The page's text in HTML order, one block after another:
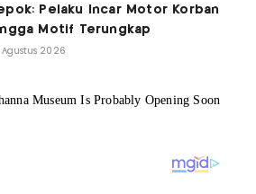
Pelaku Incar Motor Korban
Motif Terungkap
Agustus 2026